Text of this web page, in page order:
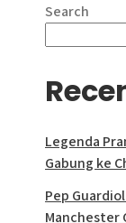
Search
Legenda
Gabung ke
Pep
Manchester